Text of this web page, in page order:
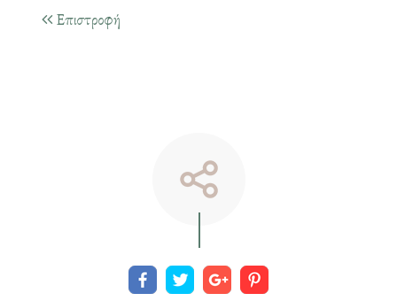
Επιστροφή